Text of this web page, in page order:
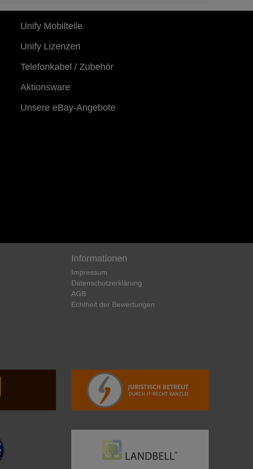
Unify Mobilteile
Unify Lizenzen
Telefonkabel / Zubehör
Aktionsware
Unsere eBay-Angebote
Informationen
Impressum
Daten­schutz­erklärung
AGB
Echtheit der Bewertungen